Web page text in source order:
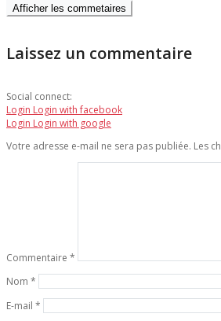
Afficher les commetaires
Laissez un commentaire
Social connect:
Login Login with facebook
Login Login with google
Votre adresse e-mail ne sera pas publiée. Les
Commentaire *
Nom *
E-mail *